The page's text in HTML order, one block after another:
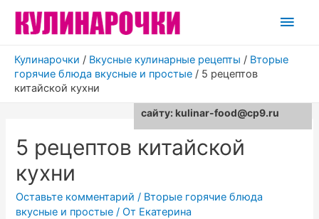
Кулинарочки / Вкусные кулинарные рецепты / Вторые
горячие блюда вкусные и простые / 5 рецептов
китайской кухни
5 рецептов китайской
кухни
Оставьте комментарий / Вторые горячие блюда
вкусные и простые / От Екатерина
сайту: kulinar-food@cp9.ru